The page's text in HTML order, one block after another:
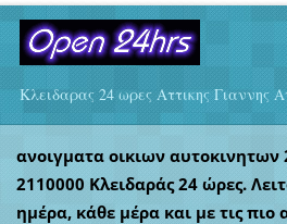
Κλειδαρας 24 ωρες Αττικης Γιαννης
ανοιγματα οικιων αυτοκινητων
2110000 Κλειδαράς 24 ώρες.
ημέρα, κάθε μέρα και με τις πιο